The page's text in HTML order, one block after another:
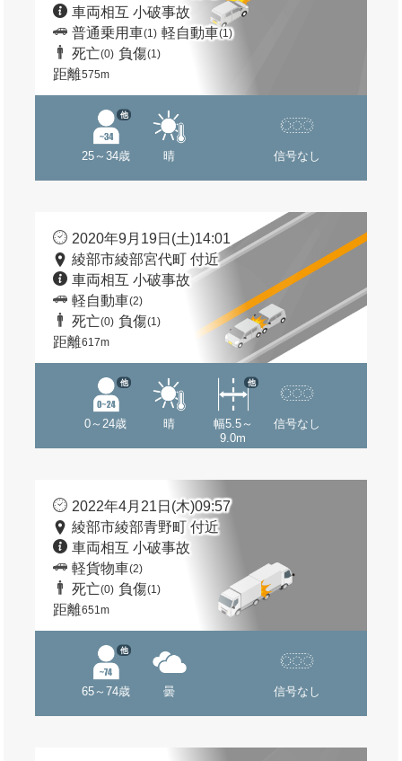
車両相互 小破事故
普通乗用車(1) 軽自動車(1)
死亡(0) 負傷(1)
距離575m
25～34歳
他
晴 信号なし
2020年9月19日(土)14:01
綾部市綾部宮代町 付近
車両相互 小破事故
軽自動車(2)
死亡(0) 負傷(1)
距離617m
0～24歳
他
晴
幅5.5～
9.0m
他
信号なし
2022年4月21日(木)09:57
綾部市綾部青野町 付近
車両相互 小破事故
軽貨物車(2)
死亡(0) 負傷(1)
距離651m
65～74歳
他
曇 信号なし